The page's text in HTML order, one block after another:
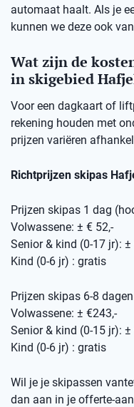
automaat haalt. Als je
kunnen we deze ook
Wat zijn de
in skigebied
Voor een dagkaart of
rekening houden met
prijzen variëren
Richtprijzen skipas
Prijzen skipas 1 dag
Volwassene: ± € 52,-
Senior & kind (0-17 jr): ±
Kind (0-6 jr) : gratis
Prijzen skipas 6-8
Volwassene: ± €243,-
Senior & kind (0-15 jr): ±
Kind (0-6 jr) : gratis
Wil je je skipassen
dan aan in je offerte-